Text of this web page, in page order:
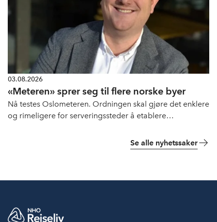
03.08.2026
«Meteren» sprer seg til flere norske byer
Nå testes Oslometeren. Ordningen skal gjøre det enklere
og rimeligere for serveringssteder å etablere
Se alle nyhetssaker